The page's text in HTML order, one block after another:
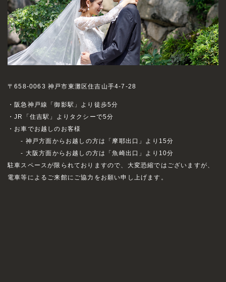
〒658-0063 神戸市東灘区住吉山手4-7-28
・阪急神戸線「御影駅」より徒歩5分
・JR「住吉駅」よりタクシーで5分
・お車でお越しのお客様
- 神戸方面からお越しの方は「摩耶出口」より15分
- 大阪方面からお越しの方は「魚崎出口」より10分
駐車スペースが限られておりますので、大変恐縮ではございますが、
電車等によるご来館にご協力をお願い申し上げます。